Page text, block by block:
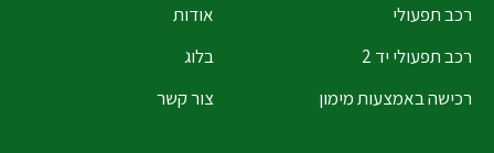
רכב תפעולי
רכב תפעולי יד 2
רכישה באמצעות מימון
אודות
בלוג
צור קשר